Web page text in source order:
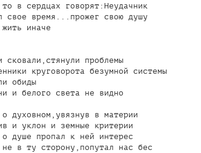
в сердцах говорят:Неудачник
свое время...прожег свою душу
иначе
сковали,стянули проблемы
круговорота безумной системы
обиды
и белого света не видно
о духовном,увязнув в материи
и уклон и земные критерии
о душе пропал к ней интерес
не в ту сторону,попутал нас бес